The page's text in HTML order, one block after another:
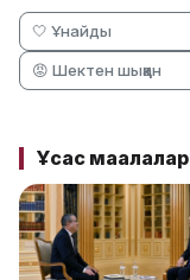
🤍 Ұнайды
😡 Шектен шыққан
Ұқсас мақалалар